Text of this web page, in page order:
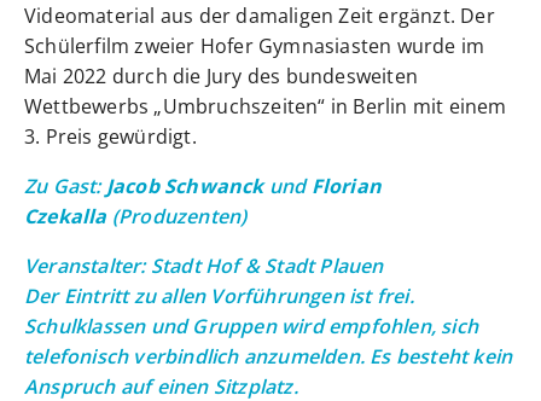
Videomaterial aus der damaligen Zeit ergänzt. Der
Schülerfilm zweier Hofer Gymnasiasten wurde im
Mai 2022 durch die Jury des bundesweiten
Wettbewerbs „Umbruchszeiten“ in Berlin mit einem
3. Preis gewürdigt.
Zu Gast:Jacob SchwanckundFlorian
Czekalla (Produzenten)
Veranstalter: Stadt Hof & Stadt Plauen
Der Eintritt zu allen Vorführungen ist frei.
Schulklassen und Gruppen wird empfohlen, sich
telefonisch verbindlich anzumelden. Es besteht kein
Anspruch auf einen Sitzplatz.